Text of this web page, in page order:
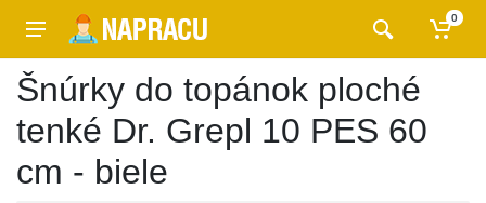
0
Šnúrky do topánok ploché
tenké Dr. Grepl 10 PES 60
cm - biele